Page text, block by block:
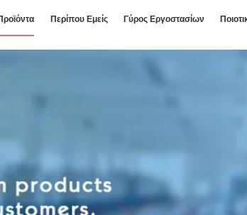
Περίπου Εμείς Γύρος Εργοστασίων